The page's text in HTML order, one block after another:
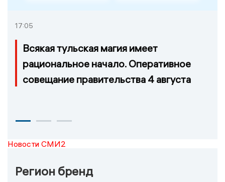
17:05
Всякая тульская магия имеет
рациональное начало. Оперативное
совещание правительства 4 августа
Новости СМИ2
Регион бренд